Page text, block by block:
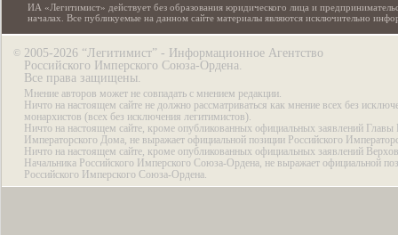
ИА «Легитимист» действует без образования юридического лица и
началах. Все публикуемые на данном сайте материалы являются исключительно
© 2005-2026 “Легитимист” - Информационное Агентство
Российского Имперского Союза-Ордена.
Все права защищены.
Мнение авторов может не совпадать с мнением редакции.
Ничто на настоящем сайте не должно рассматриваться как мнение всех без
монархистов (всех без исключения легитимистов).
Ничто на настоящем сайте, кроме опубликованных официальных заявлений Главы
Императорского Дома, не выражает официальной позиции Российского
Ничто на настоящем сайте, кроме опубликованных официальных заявлений
Начальника Российского Имперского Союза-Ордена, не выражает официальной
Российского Имперского Союза-Ордена.